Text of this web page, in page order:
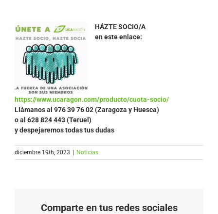
HÁZTE SOCIO/A
en este enlace:
https://www.ucaragon.com/producto/cuota-socio/
Llámanos al 976 39 76 02 (Zaragoza y Huesca)
o al 628 824 443 (Teruel)
y despejaremos todas tus dudas
diciembre 19th, 2023 | Noticias
Comparte en tus redes sociales